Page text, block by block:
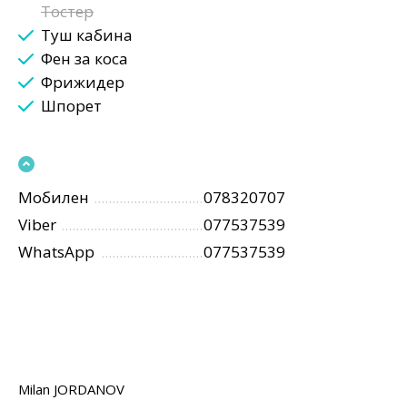
Тостер
Туш кабина
Фен за коса
Фрижидер
Шпорет
Мобилен
078320707
Viber
077537539
WhatsApp
077537539
Milan JORDANOV